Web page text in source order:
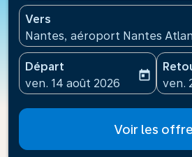
Vers
Nantes, aéroport Nantes
Départ
fc-booking-departure-date-
ven. 14 août 2026
today
fc-
ven.
Voir les